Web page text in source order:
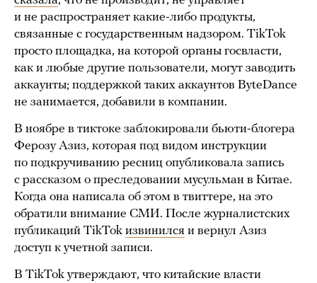
и не распространяет какие-либо продукты,
связанные с государственным надзором. TikTok
просто площадка, на которой органы госвласти,
как и любые другие пользователи, могут заводить
аккаунты; поддержкой таких аккаунтов ByteDance
не занимается, добавили в компании.
В ноябре в тиктоке заблокировали бьюти-блогера
Ферозу Азиз, которая под видом инструкции
по подкручиванию ресниц опубликовала запись
с рассказом о преследовании мусульман в Китае.
Когда она написала об этом в твиттере, на это
обратили внимание СМИ. После журналистских
публикаций TikTok извинился и вернул Азиз
доступ к учетной записи.
В TikTok утверждают, что китайские власти